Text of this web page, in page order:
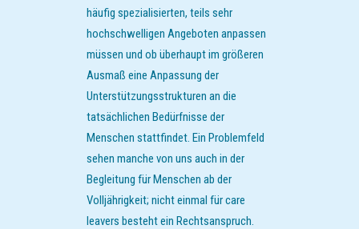
häufig spezialisierten, teils sehr
hochschwelligen Angeboten anpassen
müssen und ob überhaupt im größeren
Ausmaß eine Anpassung der
Unterstützungsstrukturen an die
tatsächlichen Bedürfnisse der
Menschen stattfindet. Ein Problemfeld
sehen manche von uns auch in der
Begleitung für Menschen ab der
Volljährigkeit; nicht einmal für care
leavers besteht ein Rechtsanspruch.